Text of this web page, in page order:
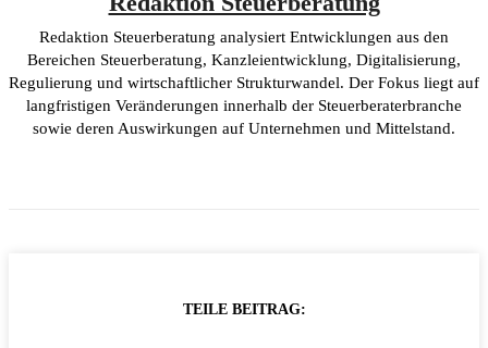
Redaktion Steuerberatung analysiert Entwicklungen aus den
Bereichen Steuerberatung, Kanzleientwicklung, Digitalisierung,
Regulierung und wirtschaftlicher Strukturwandel. Der Fokus liegt auf
langfristigen Veränderungen innerhalb der Steuerberaterbranche
sowie deren Auswirkungen auf Unternehmen und Mittelstand.
TEILE BEITRAG: